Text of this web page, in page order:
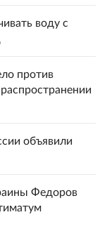
воду с
против
объявили
Федоров